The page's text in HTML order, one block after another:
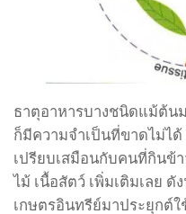
ธาตุอาหารบางชนิดแม้ต้น
ก็มีความจำเป็นที่ขาดไม่ไ
เปรียบเสมือนกับคนที่กินข้า
ไม้ เนื้อสัตว์ เพิ่มเติมเลย
เกษตรอินทรีย์มาประยุกต์